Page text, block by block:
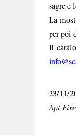
sagre e
La
per poi
Il
23/11/
Apt